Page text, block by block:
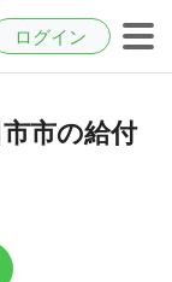
ログイン
市の給付